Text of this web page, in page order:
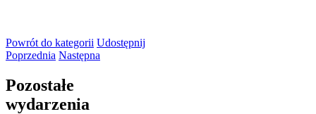
Powrót do kategorii Udostępnij
Poprzednia Następna
Pozostałe
wydarzenia